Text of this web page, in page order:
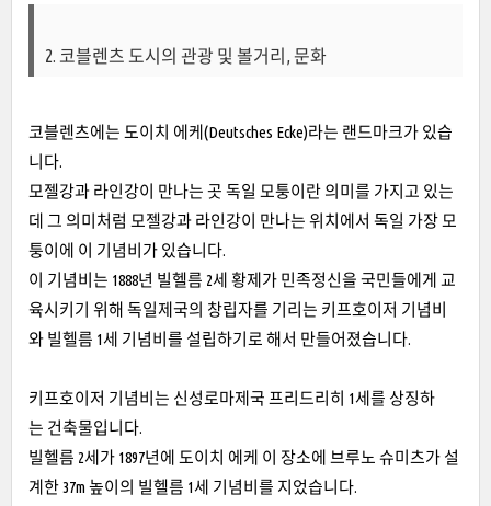
2. 코블렌츠 도시의 관광 및 볼거리, 문화
코블렌츠에는 도이치 에케(Deutsches Ecke)라는 랜드마크가 있습
니다.
모젤강과 라인강이 만나는 곳 독일 모퉁이란 의미를 가지고 있는
데 그 의미처럼 모젤강과 라인강이 만나는 위치에서 독일 가장 모
퉁이에 이 기념비가 있습니다.
이 기념비는 1888년 빌헬름 2세 황제가 민족정신을 국민들에게 교
육시키기 위해 독일제국의 창립자를 기리는 키프호이저 기념비
와 빌헬름 1세 기념비를 설립하기로 해서 만들어졌습니다.
키프호이저 기념비는 신성로마제국 프리드리히 1세를 상징하
는 건축물입니다.
빌헬름 2세가 1897년에 도이치 에케 이 장소에 브루노 슈미츠가 설
계한 37m 높이의 빌헬름 1세 기념비를 지었습니다.